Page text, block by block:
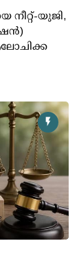
നീറ്റ്-യുജി,